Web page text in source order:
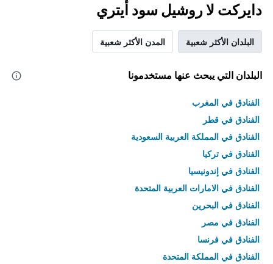
دايركت لا روشيل سود أيتري
البلدان الأكثر شعبية المدن الأكثر شعبية
البلدان التي يبحث عنها مستخدمونا
الفنادق في المغرب
الفنادق في قطر
الفنادق في المملكة العربية السعودية
الفنادق في تركيا
الفنادق في إندونيسيا
الفنادق في الامارات العربية المتحدة
الفنادق في البحرين
الفنادق في مصر
الفنادق في فرنسا
الفنادق في المملكة المتحدة